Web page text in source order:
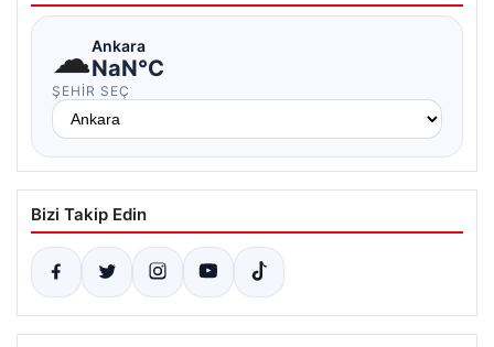
☁Ankara
NaN°C
ŞEHIR SEÇ
Bizi Takip Edin